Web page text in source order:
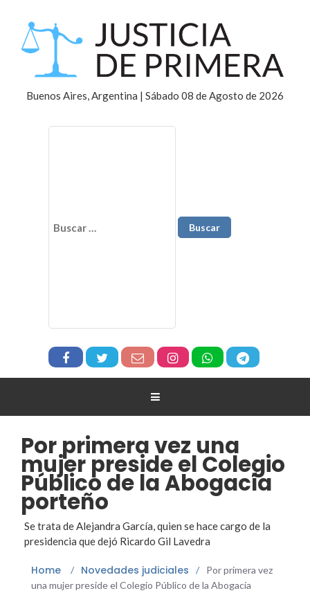
Buenos Aires, Argentina | Sábado 08 de Agosto de 2026
Por primera vez una
mujer preside el Colegio
Público de la Abogacía
porteño
Se trata de Alejandra García, quien se hace cargo de la
presidencia que dejó Ricardo Gil Lavedra
Home / Novedades judiciales /
Por primera vez
una mujer preside el Colegio Público de la Abogacía